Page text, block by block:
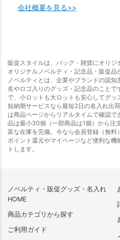
会社概要を見る>>
販促スタイルは、バッグ・雑貨にオリ
オリジナルノベルティ・記念品・販促品
ノベルティとは、企業やブランドの認
名やロゴ入りのグッズ・記念品のこと
で、小ロットも大ロットも安心してグッ
短納期サービスなら最短2日の名入れ出
は商品ページからリアルタイムで確認
品は最小30個（一部商品は1個）から注
富な在庫を完備。今なら会員登録（無料
ポイント還元やマイページなど便利な
トします。
ノベルティ・販促グッズ・名入れ
HOME
商品カテゴリから探す
ご利用ガイド